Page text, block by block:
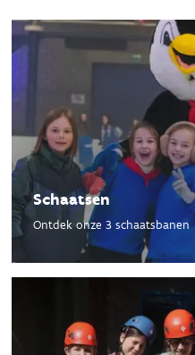
Schaatsen
Ontdek onze 3 schaatsbanen